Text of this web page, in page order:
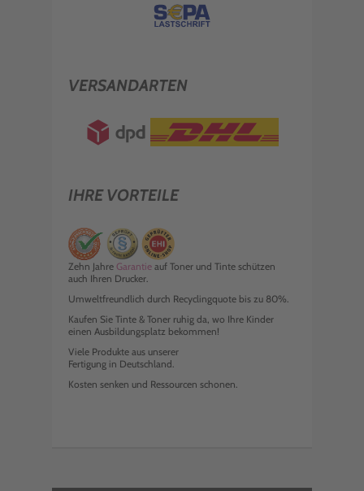
VERSANDARTEN
IHRE VORTEILE
Zehn Jahre Garantie auf Toner und Tinte schützen
auch Ihren Drucker.
Umweltfreundlich durch Recyclingquote bis zu 80%.
Kaufen Sie Tinte & Toner ruhig da, wo Ihre Kinder
einen Ausbildungsplatz bekommen!
Viele Produkte aus unserer
Fertigung in Deutschland.
Kosten senken und Ressourcen schonen.